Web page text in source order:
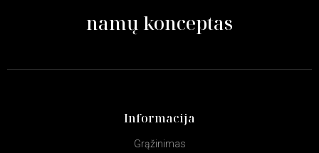
namų konceptas
Informacija
Grąžinimas